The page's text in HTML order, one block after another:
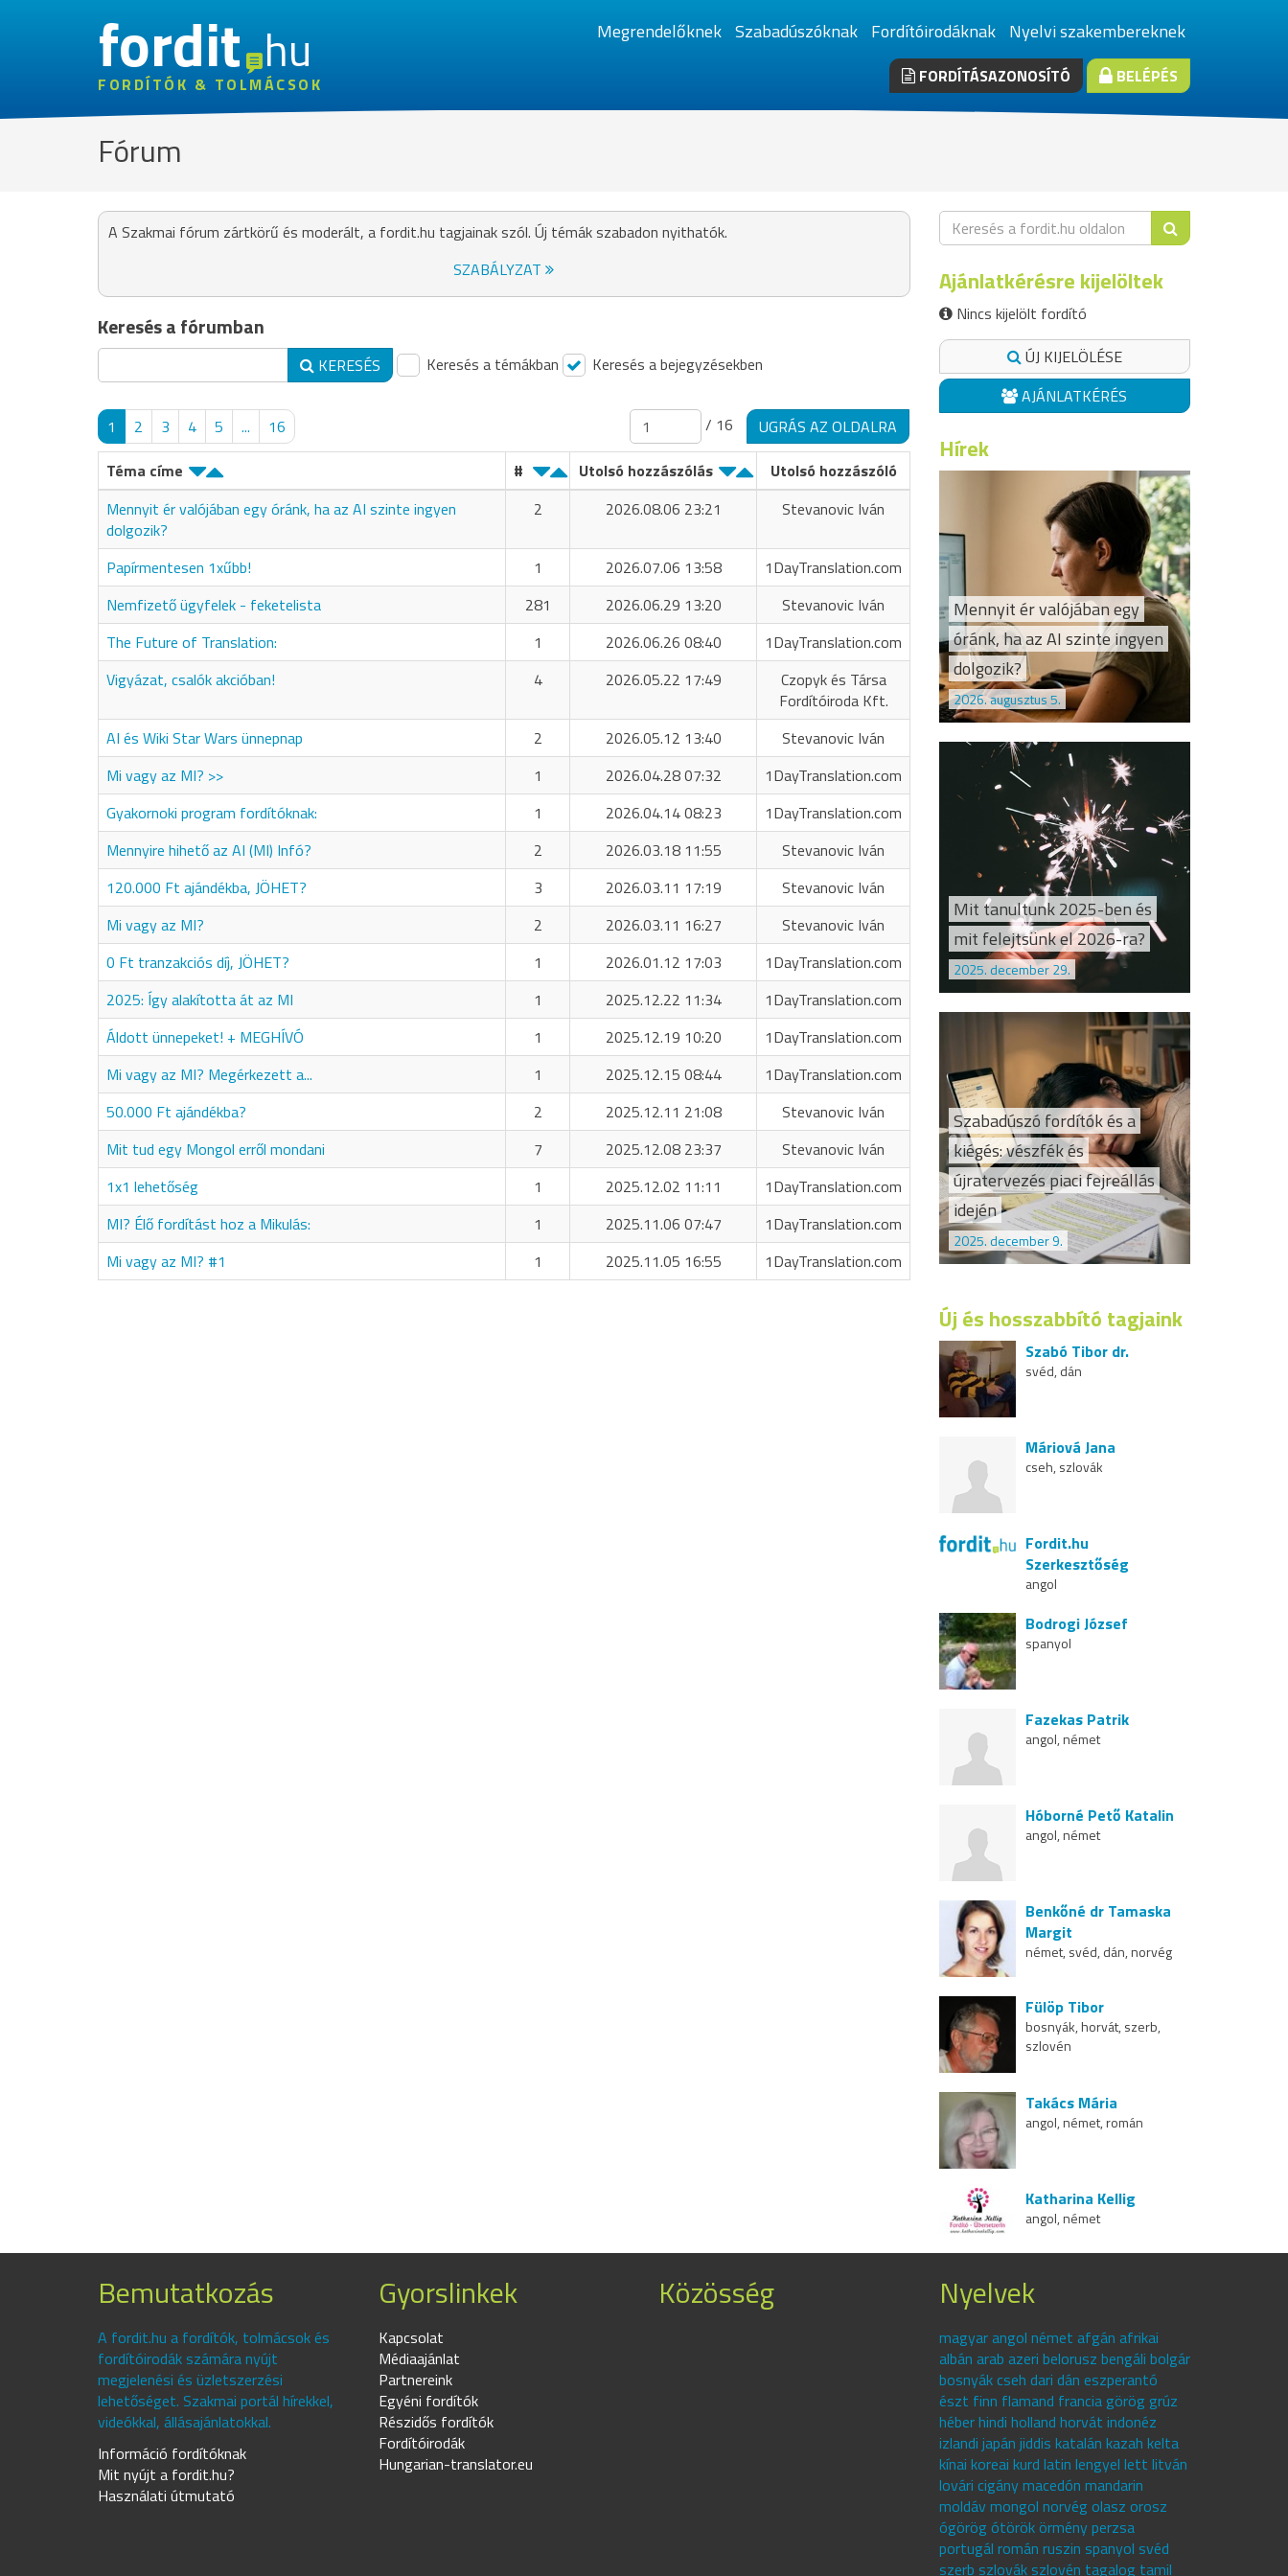
fordithu
FORDÍTÓK & TOLMÁCSOK
Megrendelőknek Szabadúszóknak Fordítóirodáknak Nyelvi szakembereknek
FORDÍTÁSAZONOSÍTÓ BELÉPÉS
Fórum
A Szakmai fórum zártkörű és moderált, a fordit.hu tagjainak szól. Új témák szabadon nyithatók.
SZABÁLYZAT
Keresés a fórumban
KERESÉS Keresés a témákban Keresés a bejegyzésekben
1 2 3 4 5 ... 16 / 16
UGRÁS AZ OLDALRA
Téma címe
# Utolsó hozzászólás
Utolsó hozzászóló
Mennyit ér valójában egy óránk, ha az AI szinte ingyen
dolgozik?
2 2026.08.06 23:21 Stevanovic Iván
Papírmentesen 1xűbb! 1 2026.07.06 13:58
1DayTranslation.com
Nemfizető ügyfelek - feketelista
281 2026.06.29 13:20
Stevanovic Iván
The Future of Translation:
1 2026.06.26 08:40
1DayTranslation.com
Vigyázat, csalók akcióban!
4 2026.05.22 17:49
Czopyk és Társa
Fordítóiroda Kft.
AI és Wiki Star Wars ünnepnap
2 2026.05.12 13:40
Stevanovic Iván
Mi vagy az MI? >>
1 2026.04.28 07:32
1DayTranslation.com
Gyakornoki program fordítóknak:
1 2026.04.14 08:23
1DayTranslation.com
Mennyire hihető az AI (MI) Infó?
2 2026.03.18 11:55
Stevanovic Iván
120.000 Ft ajándékba, JÖHET?
3 2026.03.11 17:19
Stevanovic Iván
Mi vagy az MI?
2 2026.03.11 16:27
Stevanovic Iván
0 Ft tranzakciós díj, JÖHET?
1 2026.01.12 17:03
1DayTranslation.com
2025: Így alakította át az MI
1 2025.12.22 11:34
1DayTranslation.com
Áldott ünnepeket! + MEGHÍVÓ
1 2025.12.19 10:20
1DayTranslation.com
Mi vagy az MI? Megérkezett a...
1 2025.12.15 08:44
1DayTranslation.com
50.000 Ft ajándékba?
2 2025.12.11 21:08
Stevanovic Iván
Mit tud egy Mongol erről mondani
7 2025.12.08 23:37
Stevanovic Iván
1x1 lehetőség
1 2025.12.02 11:11
1DayTranslation.com
MI? Élő fordítást hoz a Mikulás:
1 2025.11.06 07:47
1DayTranslation.com
Mi vagy az MI? #1
1 2025.11.05 16:55 1DayTranslation.com
Ajánlatkérésre kijelöltek
Nincs kijelölt fordító
ÚJ KIJELÖLÉSE
AJÁNLATKÉRÉS
Hírek
Mennyit ér valójában egy
óránk, ha az AI szinte ingyen
dolgozik?
2026. augusztus 5.
Mit tanultunk 2025-ben és
mit felejtsünk el 2026-ra?
2025. december 29.
Szabadúszó fordítók és a
kiégés: vészfék és
újratervezés piaci fejreállás
idején
2025. december 9.
Új és hosszabbító tagjaink
Szabó Tibor dr.
svéd, dán
Máriová Jana
cseh, szlovák
Fordit.hu
Szerkesztőség
angol
Bodrogi József
spanyol
Fazekas Patrik
angol, német
Hóborné Pető Katalin
angol, német
Benkőné dr Tamaska
Margit
német, svéd, dán, norvég
Fülöp Tibor
bosnyák, horvát, szerb,
szlovén
Takács Mária
angol, német, román
Katharina Kellig
angol, német
Bemutatkozás
A fordit.hu a fordítók, tolmácsok és
fordítóirodák számára nyújt
megjelenési és üzletszerzési
lehetőséget. Szakmai portál hírekkel,
videókkal, állásajánlatokkal.
Információ fordítóknak
Mit nyújt a fordit.hu?
Használati útmutató
Gyorslinkek
Kapcsolat
Médiaajánlat
Partnereink
Egyéni fordítók
Részidős fordítók
Fordítóirodák
Hungarian-translator.eu
Közösség Nyelvek
magyar angol német afgán afrikai
albán arab azeri belorusz bengáli bolgár
bosnyák cseh dari dán eszperantó
észt finn flamand francia görög grúz
héber hindi holland horvát indonéz
izlandi japán jiddis katalán kazah kelta
kínai koreai kurd latin lengyel lett litván
lovári cigány macedón mandarin
moldáv mongol norvég olasz orosz
ógörög ótörök örmény perzsa
portugál román ruszin spanyol svéd
szerb szlovák szlovén tagalog tamil